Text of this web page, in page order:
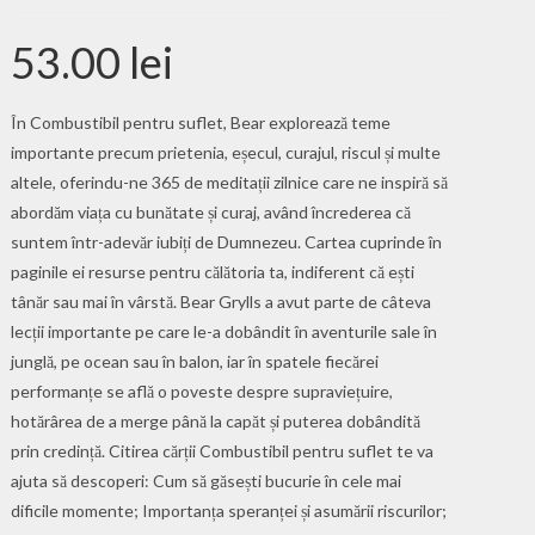
53.00 lei
În Combustibil pentru suflet, Bear explorează teme
importante precum prie­tenia, eșecul, curajul, riscul și multe
altele, oferindu-ne 365 de medi­tații zilnice care ne inspiră să
abordăm viața cu bunătate și curaj, având încrederea că
suntem într-adevăr iubiți de Dumnezeu. Cartea cuprinde în
paginile ei resurse pentru călătoria ta, indiferent că ești
tânăr sau mai în vârstă. Bear Grylls a avut parte de câteva
lecții importante pe care le-a dobândit în aventurile sale în
junglă, pe ocean sau în balon, iar în spatele fiecărei
performanțe se află o poveste despre supraviețuire,
hotărârea de a merge până la capăt și puterea dobândită
prin credință. Citirea cărții Combustibil pentru suflet te va
ajuta să descoperi: Cum să găsești bucurie în cele mai
dificile momente; Importanța speranței și asumării riscurilor;